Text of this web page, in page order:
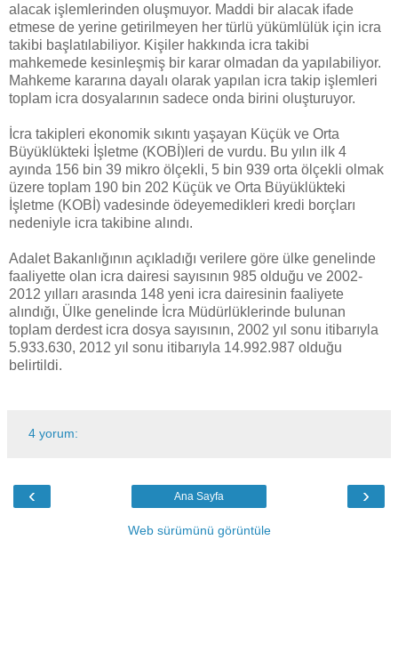
alacak işlemlerinden oluşmuyor. Maddi bir alacak ifade
etmese de yerine getirilmeyen her türlü yükümlülük için icra
takibi başlatılabiliyor. Kişiler hakkında icra takibi
mahkemede kesinleşmiş bir karar olmadan da yapılabiliyor.
Mahkeme kararına dayalı olarak yapılan icra takip işlemleri
toplam icra dosyalarının sadece onda birini oluşturuyor.
İcra takipleri ekonomik sıkıntı yaşayan Küçük ve Orta
Büyüklükteki İşletme (KOBİ)leri de vurdu. Bu yılın ilk 4
ayında 156 bin 39 mikro ölçekli, 5 bin 939 orta ölçekli olmak
üzere toplam 190 bin 202 Küçük ve Orta Büyüklükteki
İşletme (KOBİ) vadesinde ödeyemedikleri kredi borçları
nedeniyle icra takibine alındı.
Adalet Bakanlığının açıkladığı verilere göre ülke genelinde
faaliyette olan icra dairesi sayısının 985 olduğu ve 2002-
2012 yılları arasında 148 yeni icra dairesinin faaliyete
alındığı, Ülke genelinde İcra Müdürlüklerinde bulunan
toplam derdest icra dosya sayısının, 2002 yıl sonu itibarıyla
5.933.630, 2012 yıl sonu itibarıyla 14.992.987 olduğu
belirtildi.
4 yorum:
‹ ›
Ana Sayfa
Web sürümünü görüntüle